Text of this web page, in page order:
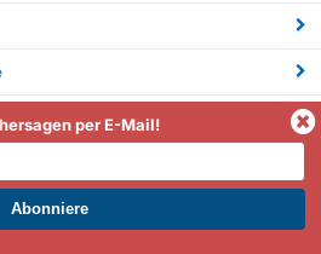
UND PROFITIEREN SIE JETZT.
per E-Mail!